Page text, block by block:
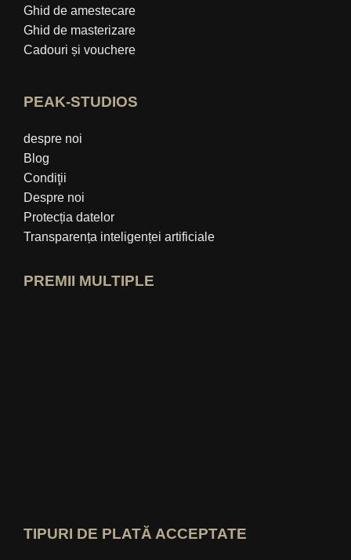
Ghid de amestecare
Ghid de masterizare
Cadouri și vouchere
PEAK-STUDIOS
despre noi
Blog
Condiţii
Despre noi
Protecția datelor
Transparența inteligenței artificiale
PREMII MULTIPLE
TIPURI DE PLATĂ ACCEPTATE